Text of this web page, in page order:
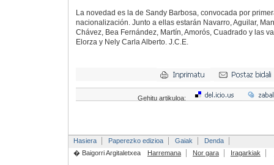
La novedad es la de Sandy Barbosa, convocada por
nacionalización. Junto a ellas estarán Navarro, Aguilar,
Chávez, Bea Fernández, Martín, Amorós, Cuadrado y las
Elorza y Nely Carla Alberto. J.C.E.
Gehitu artikuloa:
Hasiera Paperezko edizioa Gaiak
Denda
� Baigorri Argitaletxea
Harremana Nor gara Iragarkiak